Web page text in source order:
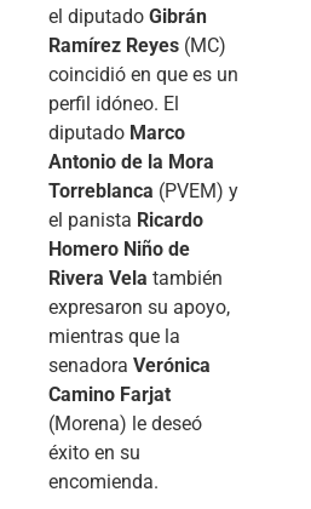
el diputado Gibrán
Ramírez Reyes (MC)
coincidió en que es un
perfil idóneo. El
diputado Marco
Antonio de la Mora
Torreblanca (PVEM) y
el panista Ricardo
Homero Niño de
Rivera Vela también
expresaron su apoyo,
mientras que la
senadora Verónica
Camino Farjat
(Morena) le deseó
éxito en su
encomienda.